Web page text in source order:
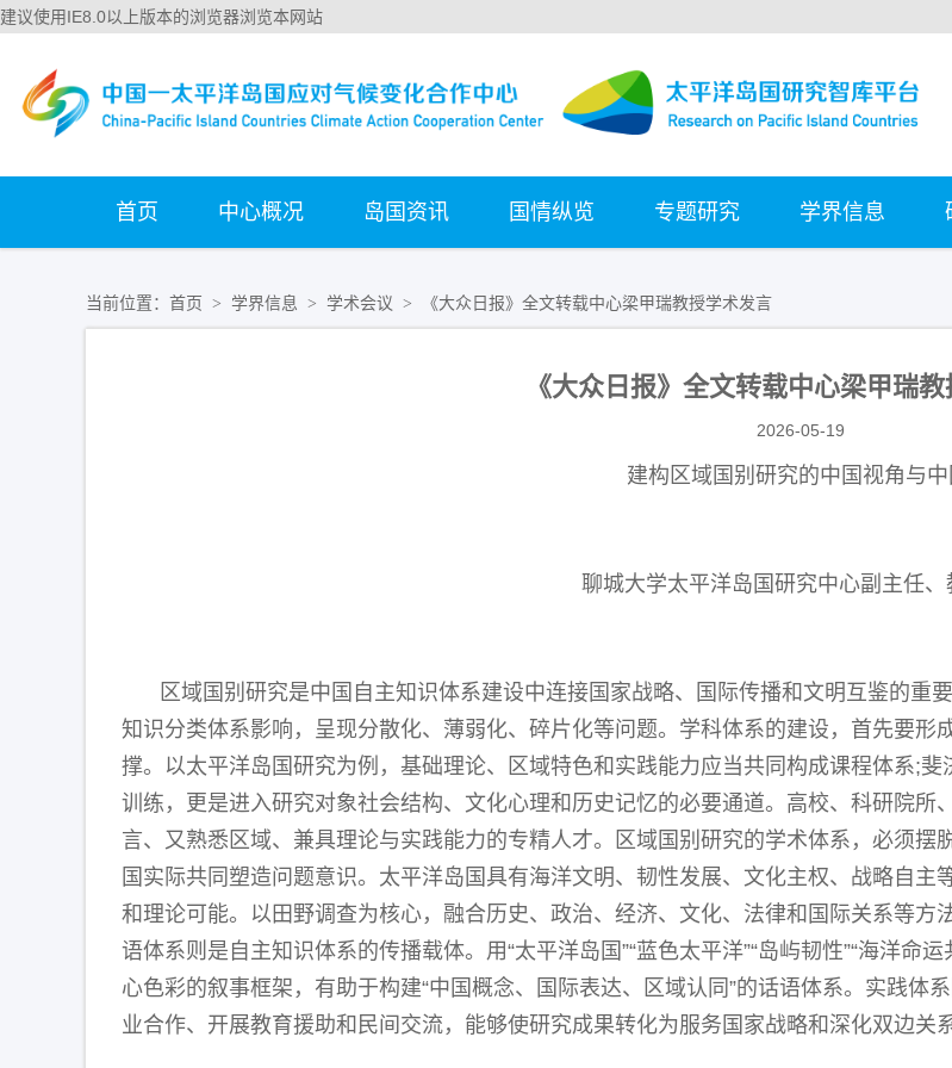
建议使用IE8.0以上版本的浏览器浏览本网站
首页 中心概况 岛国资讯 国情纵览 专题研究 学界信息
当前位置： 首页 > 学界信息 > 学术会议 > 《大众日报》全文转载中心梁甲瑞教授学术发言
《大众日报》全文转载中心梁甲瑞
2026-05-19
建构区域国别研究的中国视角与
聊城大学太平洋岛国研究中心副主任、
区域国别研究是中国自主知识体系建设中连接国家战略、国际传播和文明互鉴的重
知识分类体系影响，呈现分散化、薄弱化、碎片化等问题。学科体系的建设，首先要
撑。以太平洋岛国研究为例，基础理论、区域特色和实践能力应当共同构成课程体系;
训练，更是进入研究对象社会结构、文化心理和历史记忆的必要通道。高校、科研院
言、又熟悉区域、兼具理论与实践能力的专精人才。区域国别研究的学术体系，必须
国实际共同塑造问题意识。太平洋岛国具有海洋文明、韧性发展、文化主权、战略自
和理论可能。以田野调查为核心，融合历史、政治、经济、文化、法律和国际关系等
语体系则是自主知识体系的传播载体。用“太平洋岛国”“蓝色太平洋”“岛屿韧性”“海洋命
心色彩的叙事框架，有助于构建“中国概念、国际表达、区域认同”的话语体系。实践体
业合作、开展教育援助和民间交流，能够使研究成果转化为服务国家战略和深化双边关